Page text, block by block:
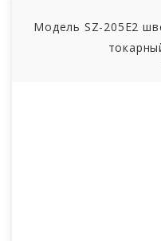
Модель SZ-205E2